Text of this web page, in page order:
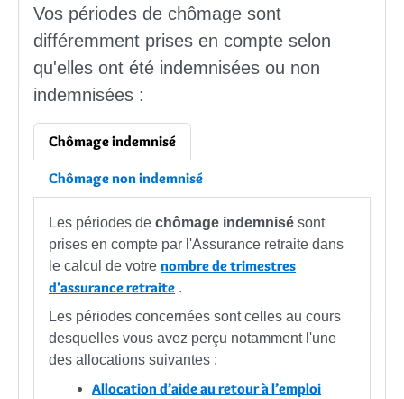
Vos périodes de chômage sont
différemment prises en compte selon
qu'elles ont été indemnisées ou non
indemnisées :
Chômage indemnisé
Chômage non indemnisé
Les périodes de chômage indemnisé sont
prises en compte par l'Assurance retraite dans
le calcul de votre nombre de trimestres
d'assurance retraite .
Les périodes concernées sont celles au cours
desquelles vous avez perçu notamment l'une
des allocations suivantes :
Allocation d’aide au retour à l’emploi